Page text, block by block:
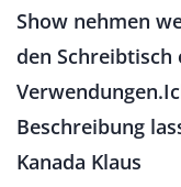
Show nehmen
den
Beschreibung
Kanada Klaus